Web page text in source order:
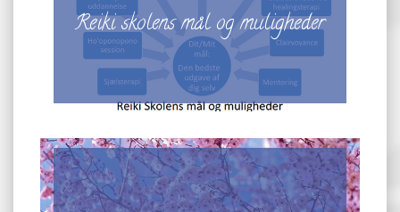
Reiki skolens mål og muligheder